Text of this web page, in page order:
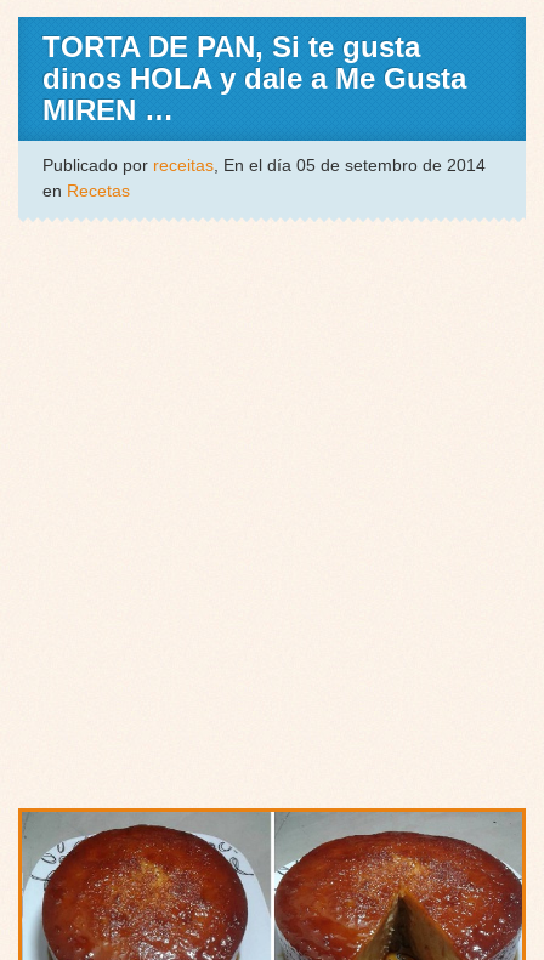
TORTA DE PAN, Si te gusta
dinos HOLA y dale a Me Gusta
MIREN …
Publicado por receitas, En el día 05 de setembro de 2014
en Recetas